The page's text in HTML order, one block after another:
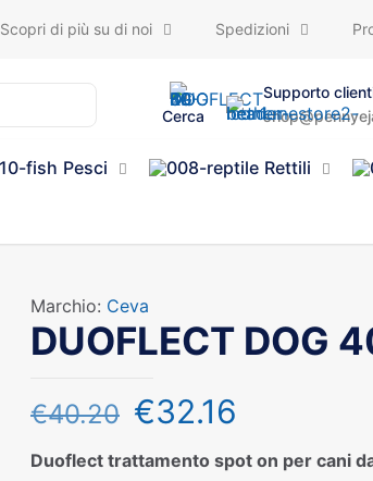
Scopri di più su di noi Spedizioni
Cerca
Supporto
Pesci Rettili
Marchio: Ceva
DUOFLECT DOG
€40.20 €32.16
Duoflect trattamento spot on per cani